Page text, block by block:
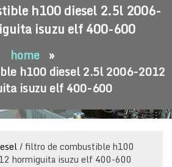
h100 diesel 2.5l 2006-
isuzu elf 400-600
home »
h100 diesel 2.5l 2006-2012
isuzu elf 400-600
/ filtro de combustible h100
hormiguita isuzu elf 400-600